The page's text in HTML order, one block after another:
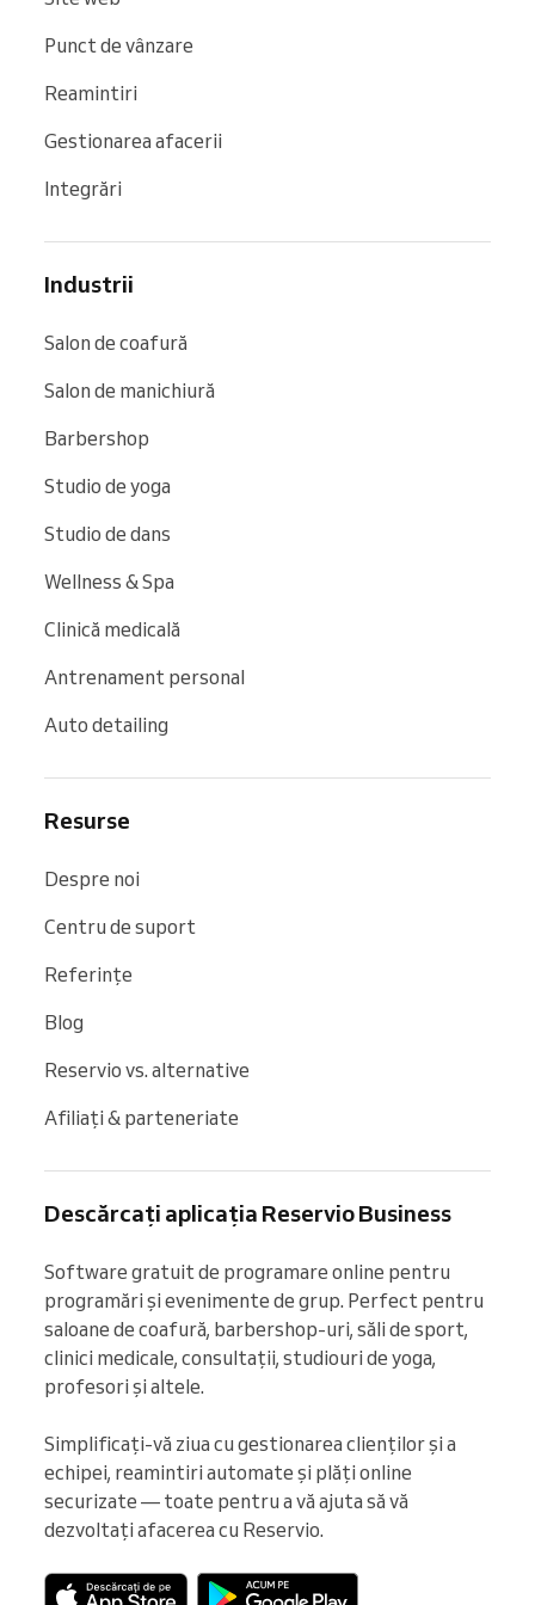
Punct de vânzare
Reamintiri
Gestionarea afacerii
Integrări
Industrii
Salon de coafură
Salon de manichiură
Barbershop
Studio de yoga
Studio de dans
Wellness & Spa
Clinică medicală
Antrenament personal
Auto detailing
Resurse
Despre noi
Centru de suport
Referințe
Blog
Reservio vs. alternative
Afiliați & parteneriate
Descărcați aplicația Reservio Business
Software gratuit de programare online pentru
programări și evenimente de grup. Perfect pentru
saloane de coafură, barbershop-uri, săli de sport,
clinici medicale, consultații, studiouri de yoga,
profesori și altele.
Simplificați-vă ziua cu gestionarea clienților și a
echipei, reamintiri automate și plăți online
securizate — toate pentru a vă ajuta să vă
dezvoltați afacerea cu Reservio.